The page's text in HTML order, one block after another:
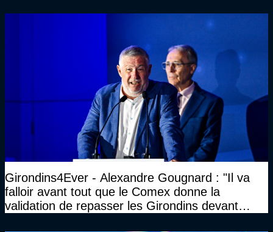
Girondins4Ever - Alexandre Gougnard : "Il va
falloir avant tout que le Comex donne la
validation de repasser les Girondins devant